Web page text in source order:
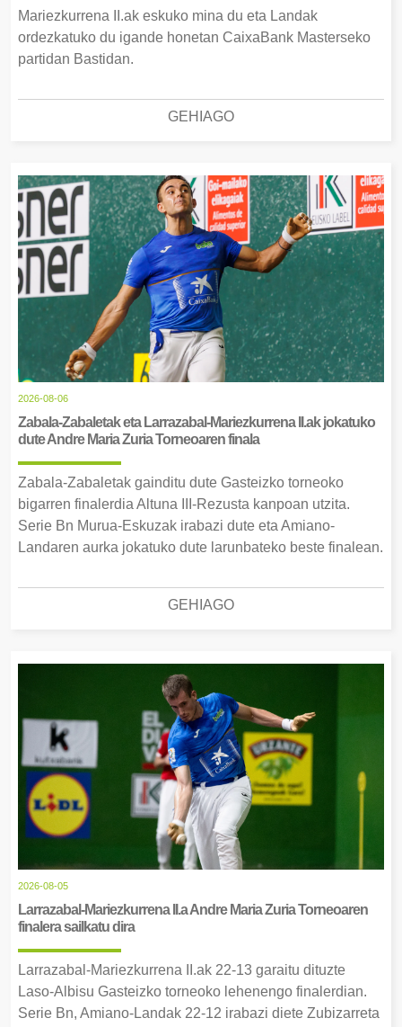
Mariezkurrena II.ak eskuko mina du eta Landak
ordezkatuko du igande honetan CaixaBank Masterseko
partidan Bastidan.
GEHIAGO
2026-08-06
Zabala-Zabaletak eta Larrazabal-Mariezkurrena II.ak jokatuko
dute Andre Maria Zuria Torneoaren finala
Zabala-Zabaletak gainditu dute Gasteizko torneoko
bigarren finalerdia Altuna III-Rezusta kanpoan utzita.
Serie Bn Murua-Eskuzak irabazi dute eta Amiano-
Landaren aurka jokatuko dute larunbateko beste finalean.
GEHIAGO
2026-08-05
Larrazabal-Mariezkurrena II.a Andre Maria Zuria Torneoaren
finalera sailkatu dira
Larrazabal-Mariezkurrena II.ak 22-13 garaitu dituzte
Laso-Albisu Gasteizko torneoko lehenengo finalerdian.
Serie Bn, Amiano-Landak 22-12 irabazi diete Zubizarreta